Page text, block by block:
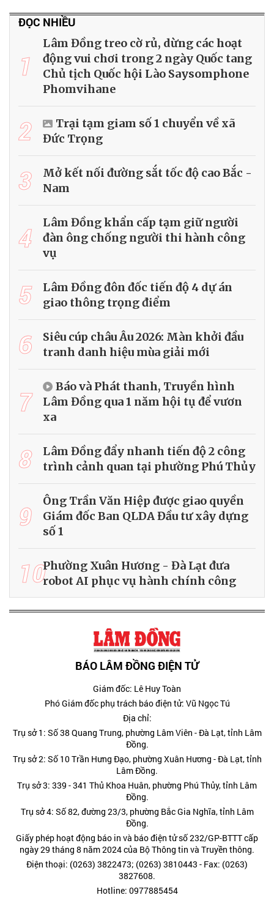
ĐỌC NHIỀU
1
Lâm Đồng treo cờ rủ, dừng các hoạt
động vui chơi trong 2 ngày Quốc tang
Chủ tịch Quốc hội Lào Saysomphone
Phomvihane
2
Trại tạm giam số 1 chuyển về xã
Đức Trọng
3
Mở kết nối đường sắt tốc độ cao Bắc -
Nam
4
Lâm Đồng khẩn cấp tạm giữ người
đàn ông chống người thi hành công
vụ
5
Lâm Đồng đôn đốc tiến độ 4 dự án
giao thông trọng điểm
6
Siêu cúp châu Âu 2026: Màn khởi đầu
tranh danh hiệu mùa giải mới
7
Báo và Phát thanh, Truyền hình
Lâm Đồng qua 1 năm hội tụ để vươn
xa
8
Lâm Đồng đẩy nhanh tiến độ 2 công
trình cảnh quan tại phường Phú Thủy
9
Ông Trần Văn Hiệp được giao quyền
Giám đốc Ban QLDA Đầu tư xây dựng
số 1
10Phường Xuân Hương - Đà Lạt đưa
robot AI phục vụ hành chính công
BÁO LÂM ĐỒNG ĐIỆN TỬ
Giám đốc: Lê Huy Toàn
Phó Giám đốc phụ trách báo điện tử: Vũ Ngọc Tú
Địa chỉ:
Trụ sở 1: Số 38 Quang Trung, phường Lâm Viên - Đà Lạt, tỉnh Lâm
Đồng.
Trụ sở 2: Số 10 Trần Hưng Đạo, phường Xuân Hương - Đà Lạt, tỉnh
Lâm Đồng.
Trụ sở 3: 339 - 341 Thủ Khoa Huân, phường Phú Thủy, tỉnh Lâm
Đồng.
Trụ sở 4: Số 82, đường 23/3, phường Bắc Gia Nghĩa, tỉnh Lâm
Đồng.
Giấy phép hoạt động báo in và báo điện tử số 232/GP-BTTT cấp
ngày 29 tháng 8 năm 2024 của Bộ Thông tin và Truyền thông.
Điện thoại: (0263) 3822473; (0263) 3810443 - Fax: (0263)
3827608.
Hotline: 0977885454